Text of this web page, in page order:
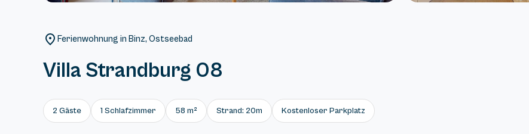
Ferienwohnung in Binz, Ostseebad
Villa Strandburg 08
2 Gäste 1 Schlafzimmer 58 m² Strand: 20m Kostenloser Parkplatz